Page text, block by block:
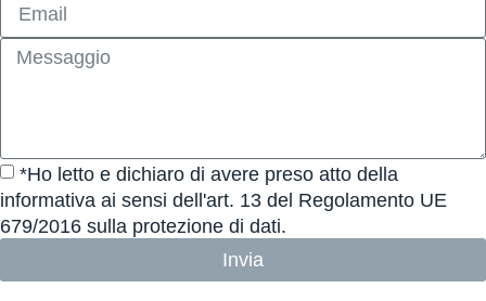
*Ho letto e dichiaro di avere preso atto della
informativa ai sensi dell'art. 13 del Regolamento UE
679/2016 sulla protezione di dati.
Invia